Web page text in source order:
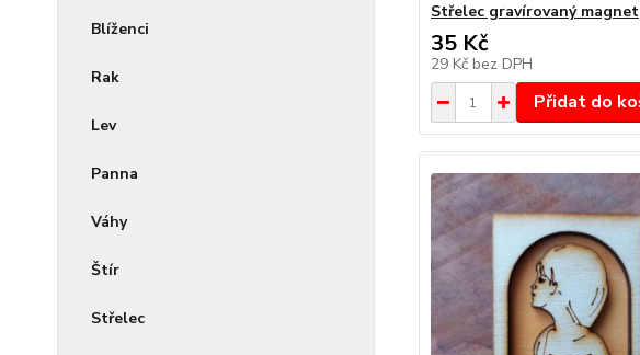
Blíženci
Rak
Lev
Panna
Váhy
Štír
Střelec
Střelec gravírovaný magnet
35 Kč
29 Kč bez DPH
Přidat do